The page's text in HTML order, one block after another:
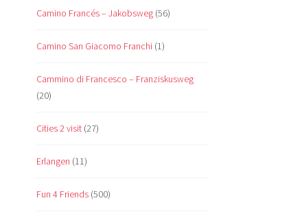
Camino Francés – Jakobsweg (56)
Camino San Giacomo Franchi (1)
Cammino di Francesco – Franziskusweg
(20)
Cities 2 visit (27)
Erlangen (11)
Fun 4 Friends (500)